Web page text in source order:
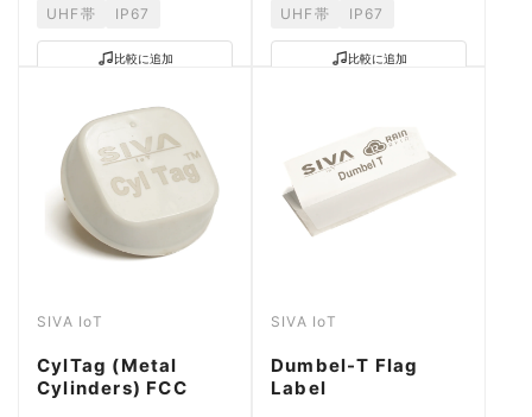
UHF帯
IP67
比較に追加
UHF帯
IP67
比較に追加
SIVA IoT
CylTag (Metal
Cylinders) FCC
SIVA IoT
Dumbel-T Flag
Label